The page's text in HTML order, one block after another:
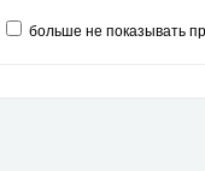
больше не показывать